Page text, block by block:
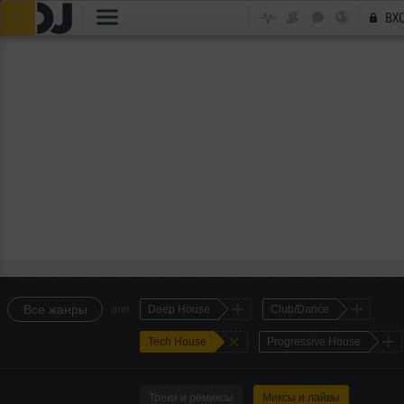
Все жанры Deep House Club/Dance
Tech House + Progressive House
Треки и ремиксы Миксы и лайвы